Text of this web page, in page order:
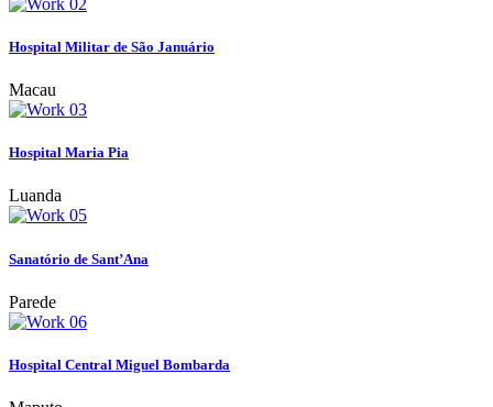
Hospital Militar de São Januário
Macau
Hospital Maria Pia
Luanda
Sanatório de Sant’Ana
Parede
Hospital Central Miguel Bombarda